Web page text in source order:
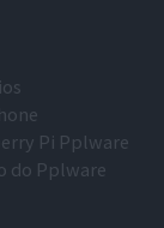
Pi Pplware
do Pplware